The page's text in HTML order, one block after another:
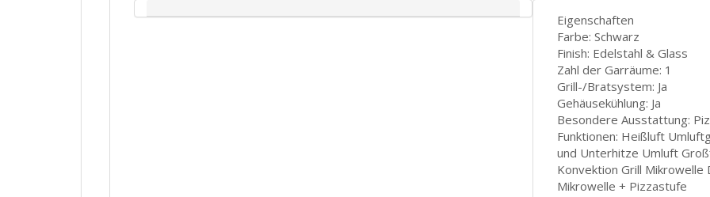
Eigenschaften
Farbe: Schwarz
Finish: Edelstahl & Glass
Zahl der Garräume: 1
Grill-/Bratsystem: Ja
Gehäusekühlung: Ja
Besondere Ausstattung:
Funktionen: Heißluft
und Unterhitze Umluft
Konvektion Grill
Mikrowelle + Pizzastufe